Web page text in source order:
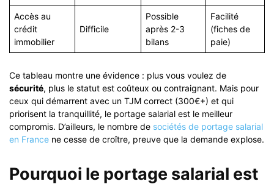
Accès au
crédit
immobilier
Difficile
Possible
après 2-3
bilans
Facilité
(fiches de
paie)
Ce tableau montre une évidence : plus vous voulez de
sécurité, plus le statut est coûteux ou contraignant. Mais pour
ceux qui démarrent avec un TJM correct (300€+) et qui
priorisent la tranquillité, le portage salarial est le meilleur
compromis. D’ailleurs, le nombre de sociétés de portage salarial
en France ne cesse de croître, preuve que la demande explose.
Pourquoi le portage salarial est